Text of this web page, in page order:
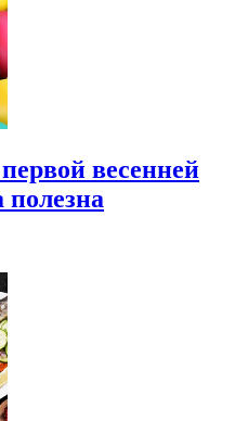
весенней
полезна